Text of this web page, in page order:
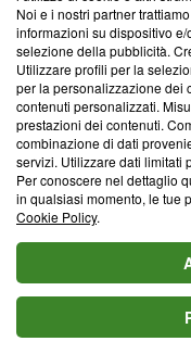
Corporate
Redazione
Informativa Privacy
Cookie Policy
Blasting SA, IDI CHE-
Lugano (Svizzera) Tel:
© 2026 Blasting News
Noi e i nostri partner
informazioni su dispositivo
selezione della pubblicità.
Utilizzare profili per la
per la personalizzazione dei
contenuti personalizzati.
prestazioni dei contenuti.
combinazione di dati
servizi. Utilizzare dati limitati
Per conoscere nel dettaglio
in qualsiasi momento, le tue
Cookie Policy.